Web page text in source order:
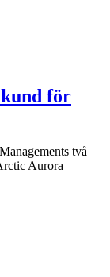
för
två
Aurora